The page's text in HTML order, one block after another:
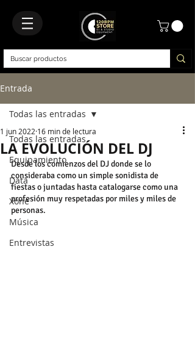
Entrada
Todas las entradas
Equipamiento
Data
Xone
Música
Entrevistas
Todas las entradas
LA EVOLUCIÓN DEL DJ
1 jun 2022 16 min de lectura
Desde los comienzos del DJ donde se lo
consideraba como un simple sonidista de
fiestas o juntadas hasta catalogarse como una
profesión muy respetadas por miles y miles de
personas.